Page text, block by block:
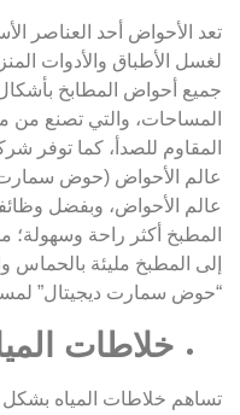
تعد الأحواض أحد العناصر
لغسل الأطباق والأدوات
جميع أحواض المطابخ
المساحات، والتي تصنع من
المقاوم للصدأ، كما
عالم الأحواض (حوض سمارت
عالم الأحواض، وبفضل
المطبخ أكثر راحة
إلى المطبخ مليئة بالحماس
“حوض سمارت ديجيتال”
خلاطات
تساهم خلاطات المياه بشكل